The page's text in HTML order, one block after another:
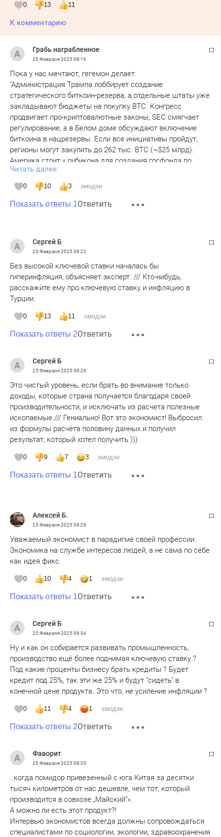
0 13 11
К комментарию
Грабь награбленное
25 Февраля 202508:16
Пока у нас мечтают, гегемон делает.
"Администрация Трампа лоббирует создание
стратегического биткоин-резерва, а отдельные штаты уже
закладывают бюджеты на покупку BTC. Конгресс
продвигает про-криптовалютные законы, SEC смягчает
регулирование, а в Белом доме обсуждают включение
биткоина в нацрезервы. Если все инициативы пройдут,
регионы могут закупить до 262 тыс. BTC (~$25 млрд).
Америка стоит у рубикона для создания госфонда по
принципу нефтяных резервов – только для BTC.
Обсуждается идея Strategic Bitcoin Reserve (SBR), который
позволит использовать криптоактив в качестве
макроэкономического стабилизатора".
Читать далее
0 10 3 эмодзи
Показать ответы 1Ответить
Сергей Б
25 Февраля 202508:22
Без высокой ключевой ставки началась бы
гиперинфляция, объясняет эксперт. /// Кто-нибудь,
расскажите ему про ключевую ставку и инфляцию в
Турции.
0 13 11 эмодзи
Показать ответы 2Ответить
Сергей Б
25 Февраля 202508:26
Это чистый уровень, если брать во внимание только
доходы, которые страна получается благодаря своей
производительности, и исключать из расчета полезные
ископаемые./// Гениально! Вот это экономист! Выбросил
из формулы расчёта половину данных и получил
результат, который хотел получить )))
0 9 7 3 эмодзи
Показать ответы 1Ответить
Алексей Б.
25 Февраля 202508:29
Уважаемый экономист в парадигме своей профессии.
Экономика на службе интересов людей, а не сама по себе
как идея фикс.
0 10 4 1 эмодзи
Показать ответы 1Ответить
Сергей Б
25 Февраля 202508:34
Ну и как он собирается развивать промышленность,
производство ещё более поднимая ключевую ставку ?
Под какие проценты бизнесу брать кредиты ? Будет
кредит под 25%, так эти же 25% и будут "сидеть" в
конечной цене продукта. Это что, не усиление инфляции ?
0 11 4 1 эмодзи
Показать ответы 2Ответить
Фаворит
25 Февраля 202508:35
..когда помидор привезенный с юга Китая за десятки
тысяч километров от нас дешевле, чем тот, который
производится в совхозе „Майский“».
А можно ли есть этот продукт?!
Интервью экономистов всегда должны сопровождаться
специалистами по социологии, экологии, здравоохранения